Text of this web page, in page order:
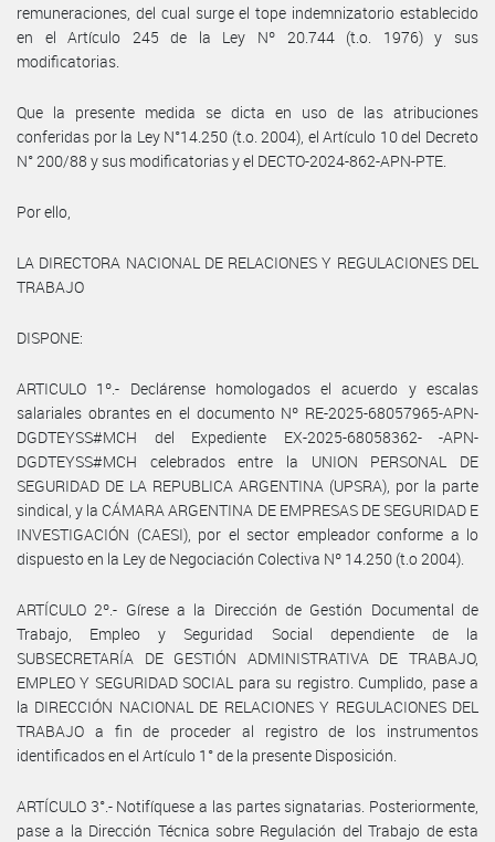
remuneraciones, del cual surge el tope indemnizatorio establecido
en el Artículo 245 de la Ley Nº 20.744 (t.o. 1976) y sus
modificatorias.
Que la presente medida se dicta en uso de las atribuciones
conferidas por la Ley N°14.250 (t.o. 2004), el Artículo 10 del Decreto
N° 200/88 y sus modificatorias y el DECTO-2024-862-APN-PTE.
Por ello,
LA DIRECTORA NACIONAL DE RELACIONES Y REGULACIONES DEL
TRABAJO
DISPONE:
ARTICULO 1º.- Declárense homologados el acuerdo y escalas
salariales obrantes en el documento Nº RE-2025-68057965-APN-
DGDTEYSS#MCH del Expediente EX-2025-68058362- -APN-
DGDTEYSS#MCH celebrados entre la UNION PERSONAL DE
SEGURIDAD DE LA REPUBLICA ARGENTINA (UPSRA), por la parte
sindical, y la CÁMARA ARGENTINA DE EMPRESAS DE SEGURIDAD E
INVESTIGACIÓN (CAESI), por el sector empleador conforme a lo
dispuesto en la Ley de Negociación Colectiva Nº 14.250 (t.o 2004).
ARTÍCULO 2º.- Gírese a la Dirección de Gestión Documental de
Trabajo, Empleo y Seguridad Social dependiente de la
SUBSECRETARÍA DE GESTIÓN ADMINISTRATIVA DE TRABAJO,
EMPLEO Y SEGURIDAD SOCIAL para su registro. Cumplido, pase a
la DIRECCIÓN NACIONAL DE RELACIONES Y REGULACIONES DEL
TRABAJO a fin de proceder al registro de los instrumentos
identificados en el Artículo 1° de la presente Disposición.
ARTÍCULO 3°.- Notifíquese a las partes signatarias. Posteriormente,
pase a la Dirección Técnica sobre Regulación del Trabajo de esta